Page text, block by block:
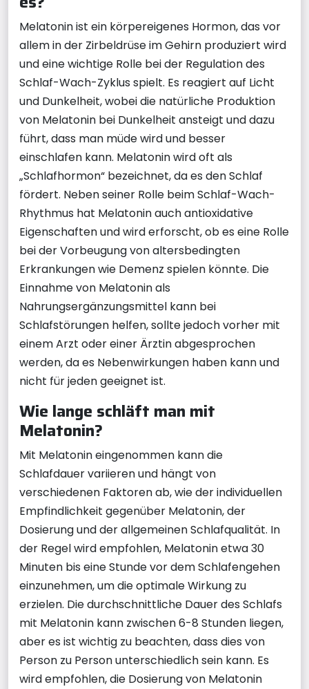
Melatonin ist ein körpereigenes Hormon, das vor
allem in der Zirbeldrüse im Gehirn produziert wird
und eine wichtige Rolle bei der Regulation des
Schlaf-Wach-Zyklus spielt. Es reagiert auf Licht
und Dunkelheit, wobei die natürliche Produktion
von Melatonin bei Dunkelheit ansteigt und dazu
führt, dass man müde wird und besser
einschlafen kann. Melatonin wird oft als
„Schlafhormon“ bezeichnet, da es den Schlaf
fördert. Neben seiner Rolle beim Schlaf-Wach-
Rhythmus hat Melatonin auch antioxidative
Eigenschaften und wird erforscht, ob es eine Rolle
bei der Vorbeugung von altersbedingten
Erkrankungen wie Demenz spielen könnte. Die
Einnahme von Melatonin als
Nahrungsergänzungsmittel kann bei
Schlafstörungen helfen, sollte jedoch vorher mit
einem Arzt oder einer Ärztin abgesprochen
werden, da es Nebenwirkungen haben kann und
nicht für jeden geeignet ist.
Wie lange schläft man mit
Melatonin?
Mit Melatonin eingenommen kann die
Schlafdauer variieren und hängt von
verschiedenen Faktoren ab, wie der individuellen
Empfindlichkeit gegenüber Melatonin, der
Dosierung und der allgemeinen Schlafqualität. In
der Regel wird empfohlen, Melatonin etwa 30
Minuten bis eine Stunde vor dem Schlafengehen
einzunehmen, um die optimale Wirkung zu
erzielen. Die durchschnittliche Dauer des Schlafs
mit Melatonin kann zwischen 6-8 Stunden liegen,
aber es ist wichtig zu beachten, dass dies von
Person zu Person unterschiedlich sein kann. Es
wird empfohlen, die Dosierung von Melatonin